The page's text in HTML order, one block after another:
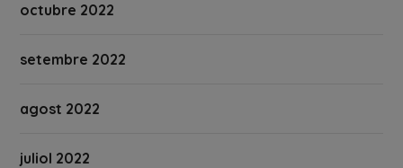
octubre 2022
setembre 2022
agost 2022
juliol 2022